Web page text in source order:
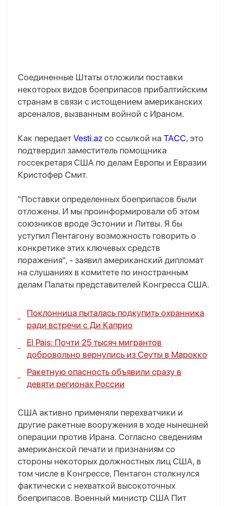
Соединенные Штаты отложили поставки
некоторых видов боеприпасов прибалтийским
странам в связи с истощением американских
арсеналов, вызванным войной с Ираном.
Как передает Vesti.az со ссылкой на ТАСС, это
подтвердил заместитель помощника
госсекретаря США по делам Европы и Евразии
Кристофер Смит.
"Поставки определенных боеприпасов были
отложены. И мы проинформировали об этом
союзников вроде Эстонии и Литвы. Я бы
уступил Пентагону возможность говорить о
конкретике этих ключевых средств
поражения", - заявил американский дипломат
на слушаниях в комитете по иностранным
делам Палаты представителей Конгресса США.
Поклонница пыталась подкупить охранника
ради встречи с Ди Каприо
El Pais: Почти 25 тысяч мигрантов
добровольно вернулись из Сеуты в Марокко
Ракетную опасность объявили сразу в
девяти регионах России
США активно применяли перехватчики и
другие ракетные вооружения в ходе нынешней
операции против Ирана. Согласно сведениям
американской печати и признаниям со
стороны некоторых должностных лиц США, в
том числе в Конгрессе, Пентагон столкнулся
фактически с нехваткой высокоточных
боеприпасов. Военный министр США Пит